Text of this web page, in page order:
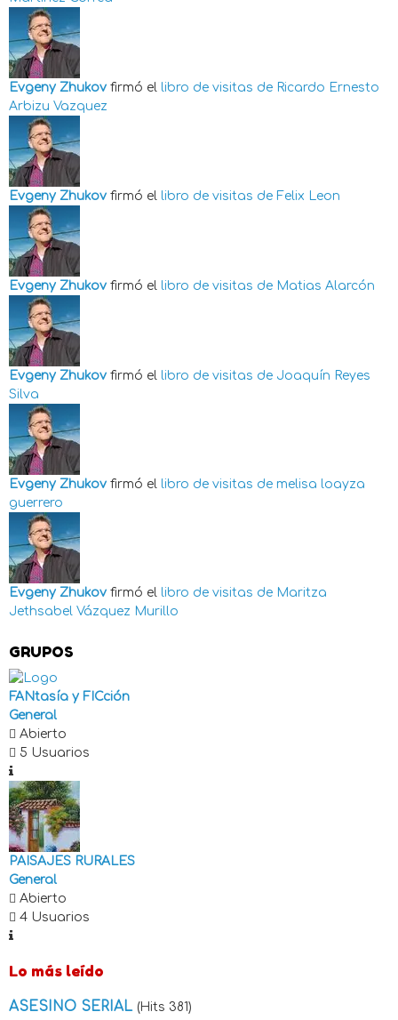
Evgeny Zhukov firmó el libro de visitas de Ricardo Ernesto
Arbizu Vazquez
Evgeny Zhukov firmó el libro de visitas de Felix Leon
Evgeny Zhukov firmó el libro de visitas de Matias Alarcón
Evgeny Zhukov firmó el libro de visitas de Joaquín Reyes
Silva
Evgeny Zhukov firmó el libro de visitas de melisa loayza
guerrero
Evgeny Zhukov firmó el libro de visitas de Maritza
Jethsabel Vázquez Murillo
GRUPOS
FANtasía y FICción
General
Abierto
5 Usuarios
PAISAJES RURALES
General
Abierto
4 Usuarios
Lo más leído
ASESINO SERIAL (Hits 381)